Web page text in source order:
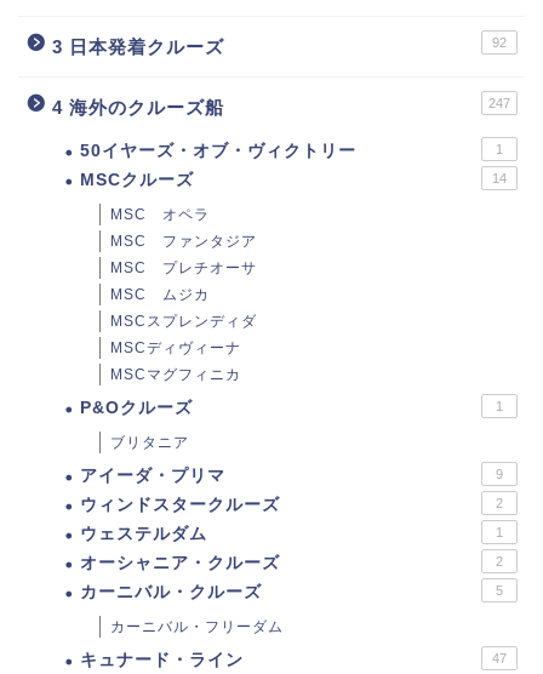
3 日本発着クルーズ 92
4 海外のクルーズ船 247
50イヤーズ・オブ・ヴィクトリー 1
MSCクルーズ 14
MSC オペラ
MSC ファンタジア
MSC プレチオーサ
MSC ムジカ
MSCスプレンディダ
MSCディヴィーナ
MSCマグフィニカ
P&Oクルーズ 1
ブリタニア
アイーダ・プリマ 9
ウィンドスタークルーズ 2
ウェステルダム 1
オーシャニア・クルーズ 2
カーニバル・クルーズ 5
カーニバル・フリーダム
キュナード・ライン 47